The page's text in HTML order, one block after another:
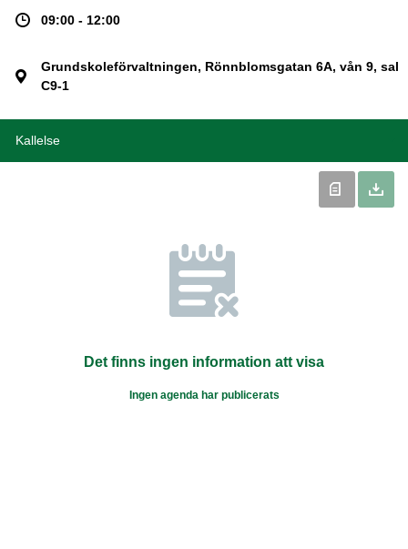
09:00 - 12:00
Grundskoleförvaltningen, Rönnblomsgatan 6A, vån 9, sal
C9-1
Kallelse
Det finns ingen information att visa
Ingen agenda har publicerats